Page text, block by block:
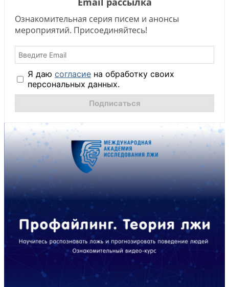
Ознакомительная серия писем и анонсы
мероприятий. Присоединяйтесь!
Я даю согласие на обработку своих
персональных данных.